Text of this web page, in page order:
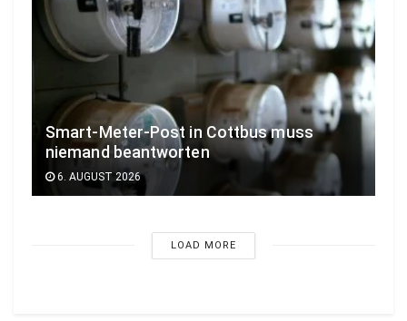
Smart-Meter-Post in Cottbus muss
niemand beantworten
6. AUGUST 2026
LOAD MORE